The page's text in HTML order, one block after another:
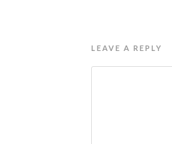
LEAVE A REPLY